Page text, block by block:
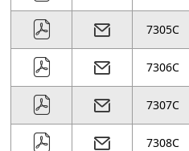
7305C
7306C
7307C
7308C